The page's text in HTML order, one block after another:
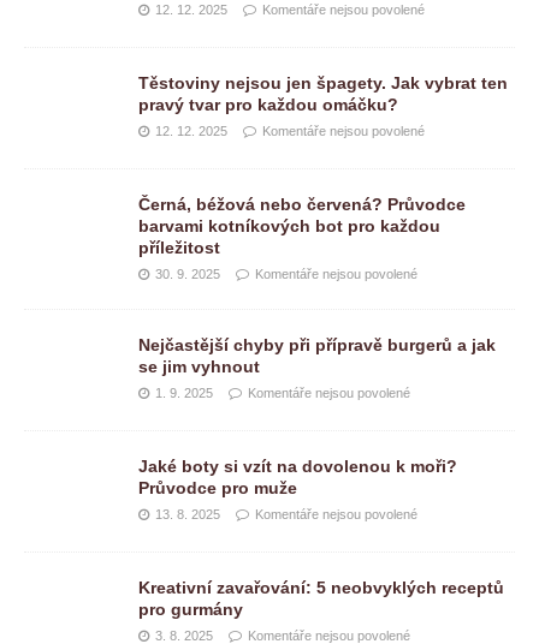
12. 12. 2025 Komentáře nejsou povolené
Těstoviny nejsou jen špagety. Jak vybrat ten
pravý tvar pro každou omáčku?
12. 12. 2025 Komentáře nejsou povolené
Černá, béžová nebo červená? Průvodce
barvami kotníkových bot pro každou
příležitost
30. 9. 2025 Komentáře nejsou povolené
Nejčastější chyby při přípravě burgerů a jak
se jim vyhnout
1. 9. 2025 Komentáře nejsou povolené
Jaké boty si vzít na dovolenou k moři?
Průvodce pro muže
13. 8. 2025 Komentáře nejsou povolené
Kreativní zavařování: 5 neobvyklých receptů
pro gurmány
3. 8. 2025 Komentáře nejsou povolené